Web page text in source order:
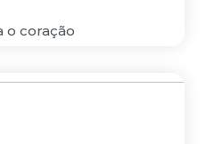
o coração